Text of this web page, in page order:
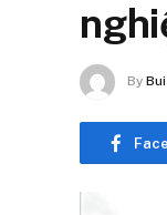
By Bui